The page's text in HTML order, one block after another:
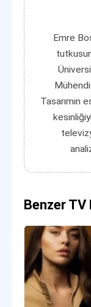
Emre
Tasarımın
Benzer TV